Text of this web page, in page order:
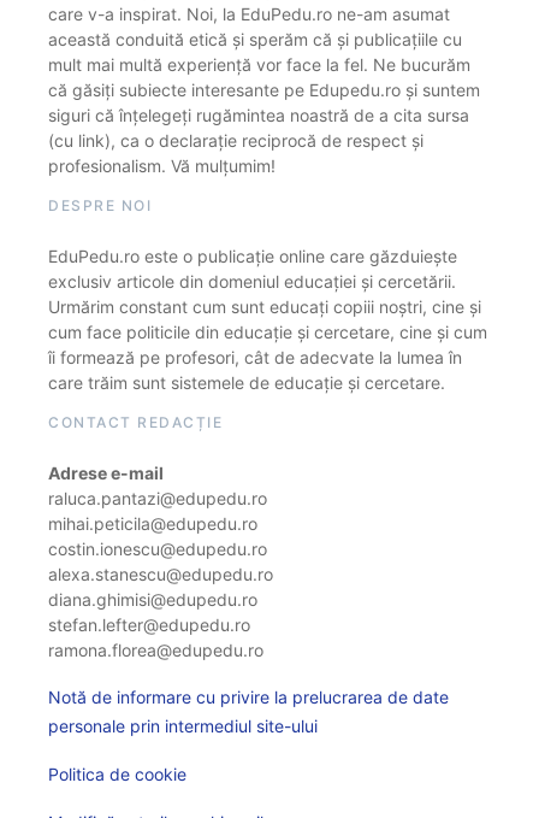
care v-a inspirat. Noi, la EduPedu.ro ne-am asumat
această conduită etică și sperăm că și publicațiile cu
mult mai multă experiență vor face la fel. Ne bucurăm
că găsiți subiecte interesante pe Edupedu.ro și suntem
siguri că înțelegeți rugămintea noastră de a cita sursa
(cu link), ca o declarație reciprocă de respect și
profesionalism. Vă mulțumim!
DESPRE NOI
EduPedu.ro este o publicație online care găzduiește
exclusiv articole din domeniul educației și cercetării.
Urmărim constant cum sunt educați copiii noștri, cine și
cum face politicile din educație și cercetare, cine și cum
îi formează pe profesori, cât de adecvate la lumea în
care trăim sunt sistemele de educație și cercetare.
CONTACT REDACȚIE
Adrese e-mail
raluca.pantazi@edupedu.ro
mihai.peticila@edupedu.ro
costin.ionescu@edupedu.ro
alexa.stanescu@edupedu.ro
diana.ghimisi@edupedu.ro
stefan.lefter@edupedu.ro
ramona.florea@edupedu.ro
Notă de informare cu privire la prelucrarea de date
personale prin intermediul site-ului
Politica de cookie